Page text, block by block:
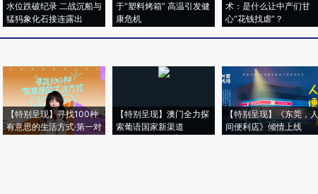
水位跌破纪录 二战沉船与
猛犸象化石接连露出
于“塑料烤箱” 高温引发健
康危机
术：是什么让中产们甘
心“花钱找虐”？
【特别呈现】寻找100种
有意思的生活方式·第一对
【特别呈现】澳门全力探
索葡语国家新渠道
【特别呈现】《东莞，人
间便利店》倾情上线